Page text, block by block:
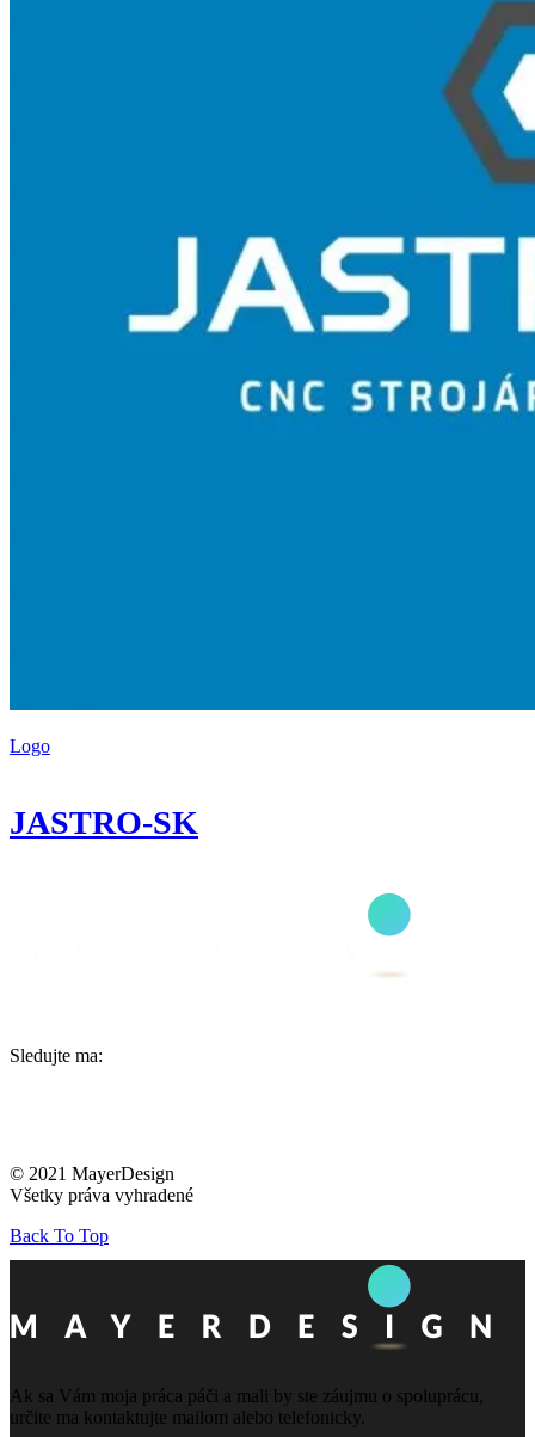
Logo
JASTRO-SK
Sledujte ma:
© 2021 MayerDesign
Všetky práva vyhradené
Back To Top
Ak sa Vám moja práca páči a mali by ste záujmu o spoluprácu,
určite ma kontaktujte mailom alebo telefonicky.